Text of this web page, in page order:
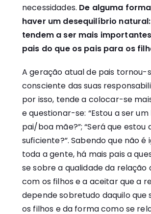
necessidades. De alguma
haver um desequilíbrio
tendem a ser mais
pais do que os pais para os
A geração atual de pais tornou-
consciente das suas
por isso, tende a colocar-se
e questionar-se: “Estou a ser
pai/boa mãe?”; “Será que estou
suficiente?”. Sabendo que não é
toda a gente, há mais pais a
se sobre a qualidade da relação
com os filhos e a aceitar que a
depende sobretudo daquilo que
os filhos e da forma como se